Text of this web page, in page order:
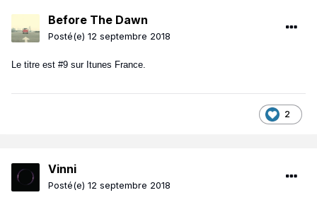
Before The Dawn
Posté(e) 12 septembre 2018
Le titre est #9 sur Itunes France.
2
Vinni
Posté(e) 12 septembre 2018